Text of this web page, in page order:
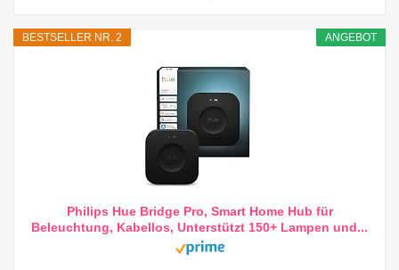
ANGEBOT
BESTSELLER NR. 2
Philips Hue Bridge Pro, Smart Home Hub für
Beleuchtung, Kabellos, Unterstützt 150+ Lampen und...